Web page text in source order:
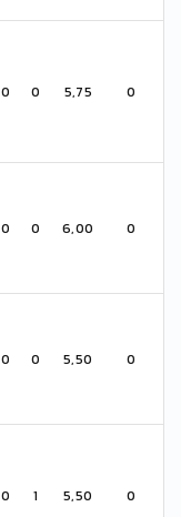
0 0 5,75 0
0 0 6,00 0
0 0 5,50 0
0 1 5,50 0